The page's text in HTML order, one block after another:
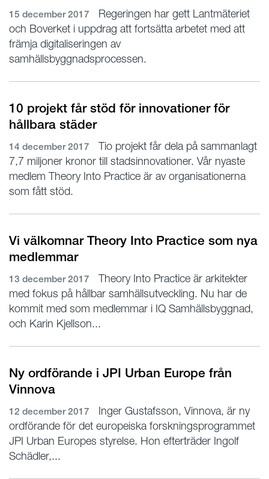
15 december 2017
Regeringen har gett Lantmäteriet
och Boverket i uppdrag att fortsätta arbetet med att
främja digitaliseringen av
samhällsbyggnadsprocessen.
10 projekt får stöd för innovationer för
hållbara städer
14 december 2017
Tio projekt får dela på sammanlagt
7,7 miljoner kronor till stadsinnovationer. Vår nyaste
medlem Theory Into Practice är av organisationerna
som fått stöd.
Vi välkomnar Theory Into Practice som nya
medlemmar
13 december 2017
Theory Into Practice är arkitekter
med fokus på hållbar samhällsutveckling. Nu har de
kommit med som medlemmar i IQ Samhällsbyggnad,
och Karin Kjellson...
Ny ordförande i JPI Urban Europe från
Vinnova
12 december 2017
Inger Gustafsson, Vinnova, är ny
ordförande för det europeiska forskningsprogrammet
JPI Urban Europes styrelse. Hon efterträder Ingolf
Schädler,...